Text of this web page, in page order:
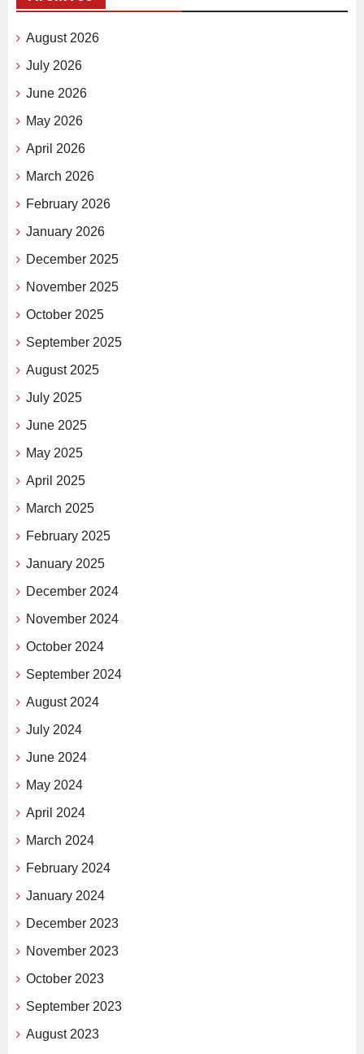
August 2026
July 2026
June 2026
May 2026
April 2026
March 2026
February 2026
January 2026
December 2025
November 2025
October 2025
September 2025
August 2025
July 2025
June 2025
May 2025
April 2025
March 2025
February 2025
January 2025
December 2024
November 2024
October 2024
September 2024
August 2024
July 2024
June 2024
May 2024
April 2024
March 2024
February 2024
January 2024
December 2023
November 2023
October 2023
September 2023
August 2023